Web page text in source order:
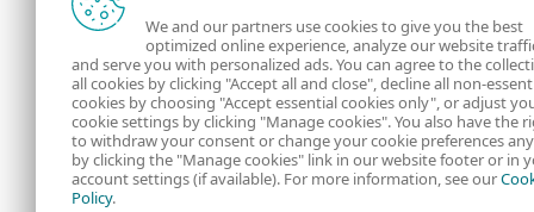
We and our partners use cookies to give you the best
optimized online experience, analyze our website
and serve you with personalized ads. You can agree to the
all cookies by clicking "Accept all and close", decline all non-
cookies by choosing "Accept essential cookies only", or adjust
cookie settings by clicking "Manage cookies". You also have the
to withdraw your consent or change your cookie preferences
by clicking the "Manage cookies" link in our website footer or in
account settings (if available). For more information, see our
Policy.